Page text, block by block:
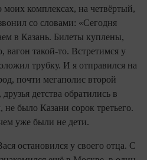
комплексах, на четвёртый,
со словами: «Сегодня
в Казань. Билеты куплены,
вагон такой-то. Встретимся у
трубку. И я отправился на
почти мегаполис второй
детства обратились в
было Казани сорок третьего.
уже были не дети.
остановился у своего отца. С